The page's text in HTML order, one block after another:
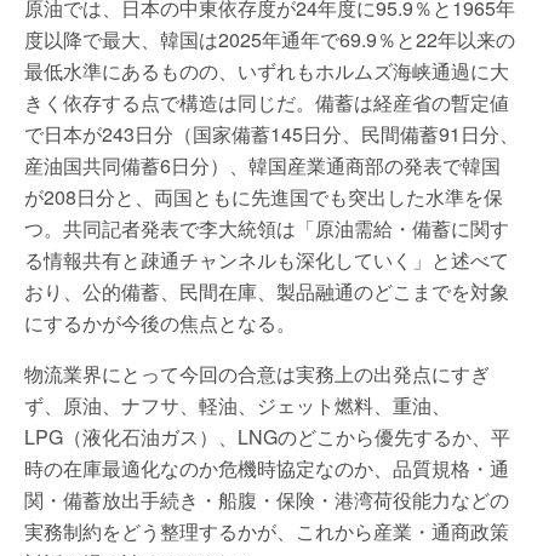
原油では、日本の中東依存度が24年度に95.9％と1965年
度以降で最大、韓国は2025年通年で69.9％と22年以来の
最低水準にあるものの、いずれもホルムズ海峡通過に大
きく依存する点で構造は同じだ。備蓄は経産省の暫定値
で日本が243日分（国家備蓄145日分、民間備蓄91日分、
産油国共同備蓄6日分）、韓国産業通商部の発表で韓国
が208日分と、両国ともに先進国でも突出した水準を保
つ。共同記者発表で李大統領は「原油需給・備蓄に関す
る情報共有と疎通チャンネルも深化していく」と述べて
おり、公的備蓄、民間在庫、製品融通のどこまでを対象
にするかが今後の焦点となる。
物流業界にとって今回の合意は実務上の出発点にすぎ
ず、原油、ナフサ、軽油、ジェット燃料、重油、
LPG（液化石油ガス）、LNGのどこから優先するか、平
時の在庫最適化なのか危機時協定なのか、品質規格・通
関・備蓄放出手続き・船腹・保険・港湾荷役能力などの
実務制約をどう整理するかが、これから産業・通商政策